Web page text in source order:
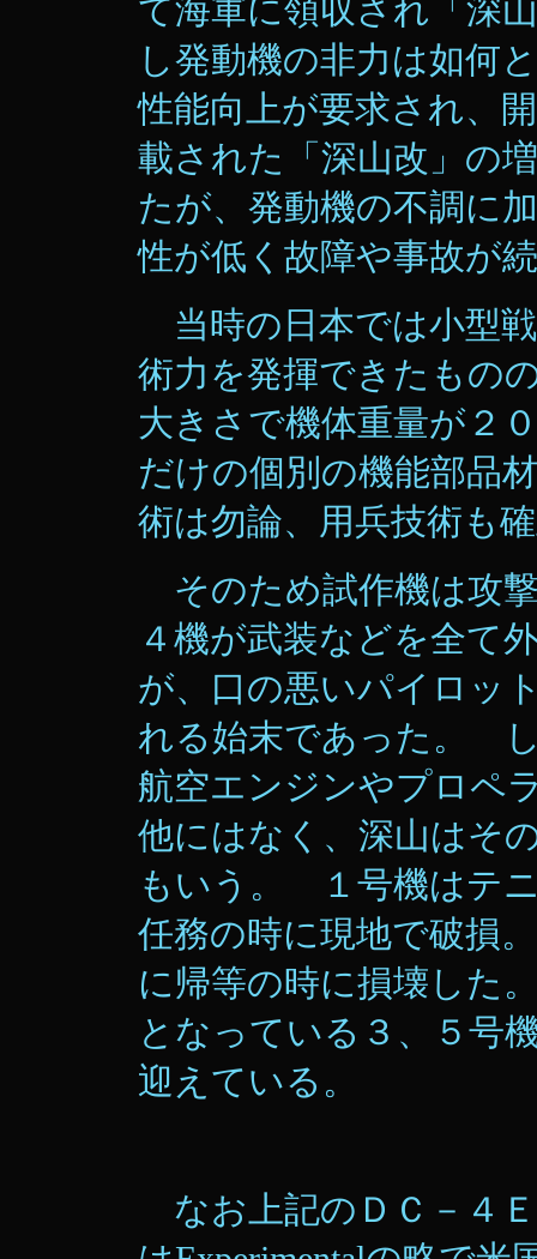
て海軍に領収され「深
し発動機の非力は如何
性能向上が要求され、
載された「深山改」の
たが、発動機の不調に
性が低く故障や事故
当時の日本では小型
術力を発揮できたもの
大きさで機体重量が２
だけの個別の機能部品
術は勿論、用兵技術も
そのため試作機は攻
４機が武装などを全て
が、口の悪いパイロッ
れる始末であった。
航空エンジンやプロペ
他にはなく、深山はそ
もいう。 １号機はテ
任務の時に現地で破損
に帰等の時に損壊した
となっている３、５号
迎えている。
なお上記のＤＣ－４